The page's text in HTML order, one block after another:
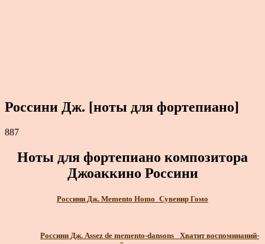
Россини Дж. [ноты для фортепиано]
887
Ноты для фортепиано композитора
Джоаккино Россини
Россини Дж. Memento Homo_Сувенир Гомо
Россини Дж. Assez de memento-dansons_ Хватит воспоминаний-